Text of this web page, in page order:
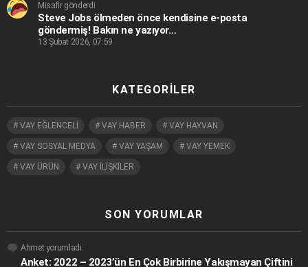
Misafir gönderdi
Steve Jobs ölmeden önce kendisine e-posta
göndermiş! Bakın ne yazıyor…
13 Şubat 2026, 07:59
KATEGORILER
VAY EĞLENCELİ VAY HABER VAY HAYVAN
VAY SOSYAL MEDYA VAY YAŞAM VAY YEMEK
VAY ÜRÜN VAY İLİŞKİLER
SON YORUMLAR
Ahmet yorumladı.
Anket: 2022 – 2023’ün En Çok Birbirine Yakışmayan Çiftini